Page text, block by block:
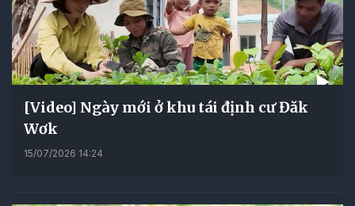
[Video] Ngày mới ở khu tái định cư Đăk
Wơk
15/07/2026 14:24